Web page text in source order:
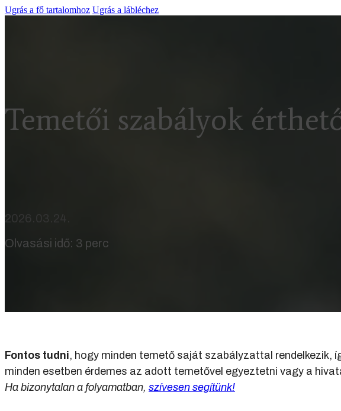
Ugrás a fő tartalomhoz Ugrás a lábléchez
Temetői szabályok
2026.03.24.
Olvasási idő: 3 perc
Fontos tudni, hogy minden temető saját szabályzattal rendelkezik,
minden esetben érdemes az adott temetővel egyeztetni vagy a
Ha bizonytalan a folyamatban, szívesen segítünk!